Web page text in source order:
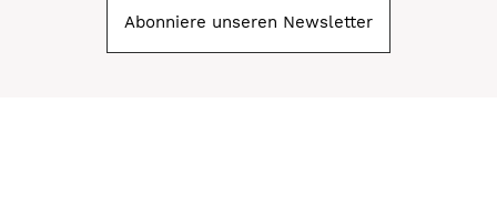
Abonniere unseren Newsletter